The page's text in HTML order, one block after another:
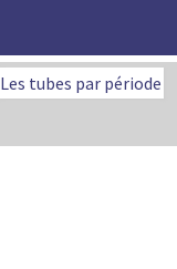
Les tubes par période